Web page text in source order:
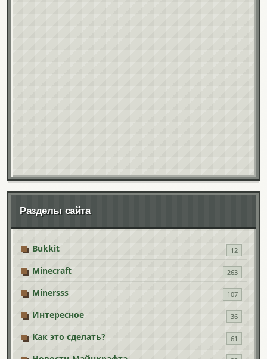
Разделы сайта
Bukkit 12
Minecraft 263
Minersss 107
Интересное 36
Как это сделать? 61